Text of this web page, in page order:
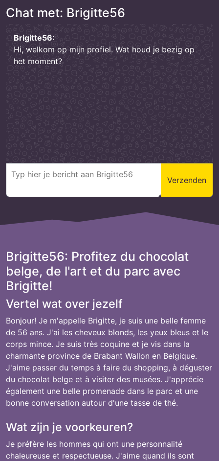
Chat met: Brigitte56
Brigitte56:
Hi, welkom op mijn profiel. Wat houd je bezig op
het moment?
Verzenden
Brigitte56: Profitez du chocolat
belge, de l'art et du parc avec
Brigitte!
Vertel wat over jezelf
Bonjour! Je m'appelle Brigitte, je suis une belle femme
de 56 ans. J'ai les cheveux blonds, les yeux bleus et le
corps mince. Je suis très coquine et je vis dans la
charmante province de Brabant Wallon en Belgique.
J'aime passer du temps à faire du shopping, à déguster
du chocolat belge et à visiter des musées. J'apprécie
également une belle promenade dans le parc et une
bonne conversation autour d'une tasse de thé.
Wat zijn je voorkeuren?
Je préfère les hommes qui ont une personnalité
chaleureuse et respectueuse. J'aime quand ils sont